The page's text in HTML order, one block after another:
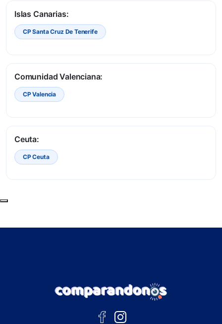
Islas Canarias:
CP Santa Cruz De Tenerife
Comunidad Valenciana:
CP Valencia
Ceuta:
CP Ceuta